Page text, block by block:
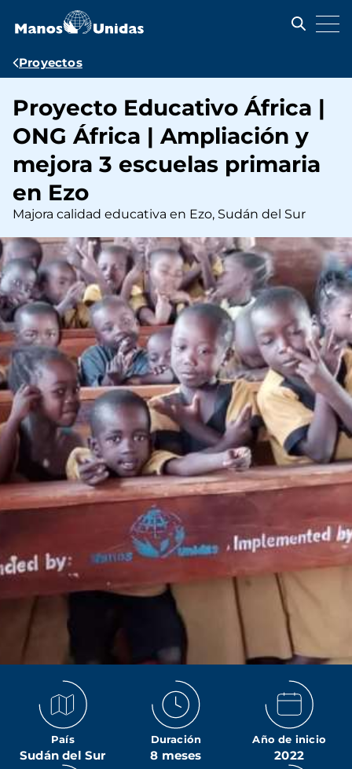
contenido
Ruta
navegación
Proyectos
Proyecto Educativo África |
ONG África | Ampliación y
mejora 3 escuelas primaria
en Ezo
Majora calidad educativa en Ezo, Sudán del Sur
País
Sudán del Sur
Duración
8 meses
Año de inicio
2022